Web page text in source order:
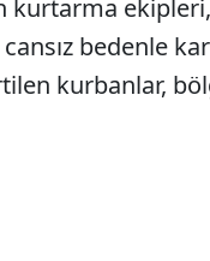
ekipleri,
bedenle
kurbanlar,